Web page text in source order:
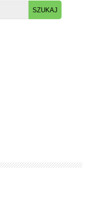
Search
for: